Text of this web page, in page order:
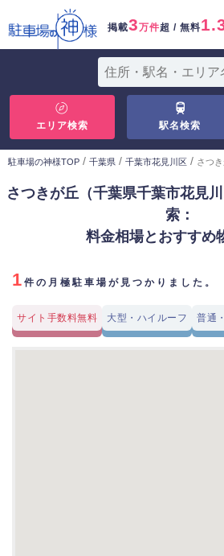
掲載3万件超 / 無料
エリア検索 駅名検索
駐車場の神様TOP / 千葉県 / 千葉市花見川区 / さつ
さつきが丘（千葉県千葉市花見
索：
料金相場とおすすめ
1 件の月極駐車場が見つかりました。
サイト手数料無料 大型・ハイルーフ 普通